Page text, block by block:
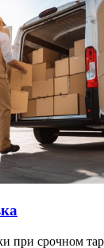
при срочном